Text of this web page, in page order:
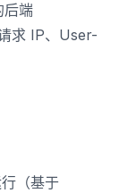
后端
求 IP、User-
（基于